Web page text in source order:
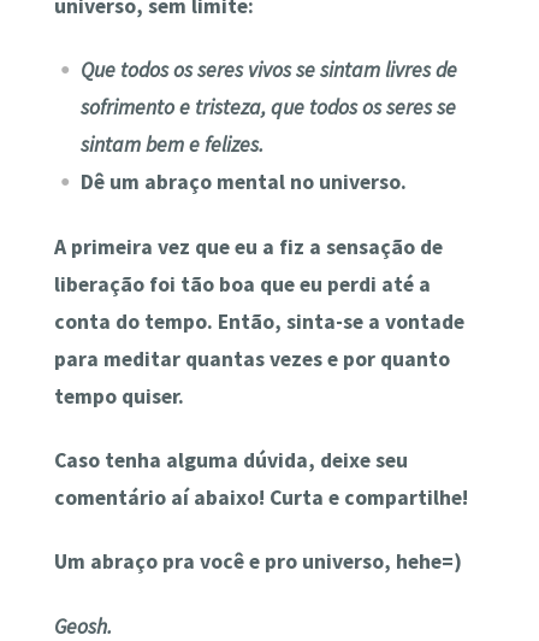
universo, sem limite:
Que todos os seres vivos se sintam livres de
sofrimento e tristeza, que todos os seres se
sintam bem e felizes.
Dê um abraço mental no universo.
A primeira vez que eu a fiz a sensação de
liberação foi tão boa que eu perdi até a
conta do tempo. Então, sinta-se a vontade
para meditar quantas vezes e por quanto
tempo quiser.
Caso tenha alguma dúvida, deixe seu
comentário aí abaixo! Curta e compartilhe!
Um abraço pra você e pro universo, hehe=)
Geosh.